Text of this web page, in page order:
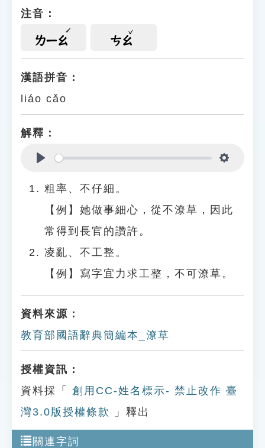
遊戲專區
貓頭鷹博士
注音：
ㄌㄧㄠ ㄘㄠ
漢語拼音：
liáo cǎo
解釋：
粗率、不仔細。
【例】她做事細心，從不潦草，因此
常得到長官的讚許。
凌亂、不工整。
【例】寫字宜力求工整，不可潦草。
資料來源：
教育部國語辭典簡編本_潦草
授權資訊：
資料採「
創用CC-姓名標示- 禁止改作 臺
灣3.0版授權條款
」釋出
關連字詞